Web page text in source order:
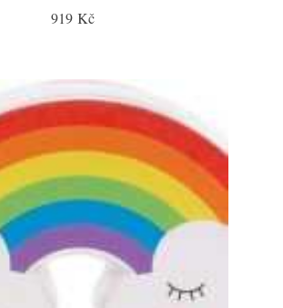
919 Kč